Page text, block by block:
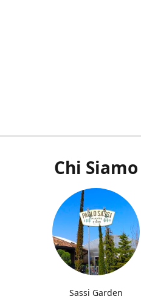
Chi Siamo
Sassi Garden